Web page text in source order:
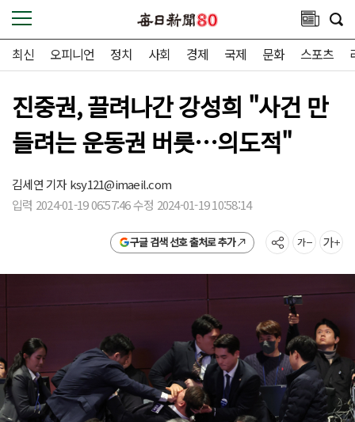
최신 오피니언 정치 사회 경제 국제 문화 스포츠
진중권, 끌려나간 강성희 "사건 만
들려는 운동권 버릇…의도적"
김세연 기자ksy121@imaeil.com
입력 2024-01-19 06:57:46 수정 2024-01-19 10:58:14
구글 검색 선호 출처로 추가